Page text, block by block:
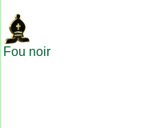
Fou noir